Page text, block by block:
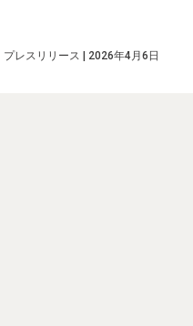
プレスリリース 2026年4月6日